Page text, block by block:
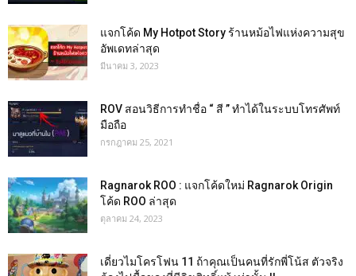
แจกโค้ด My Hotpot Story ร้านหม้อไฟแห่งความสุข
อัพเดทล่าสุด
มีนาคม 3, 2023
ROV สอนวิธีการทำชื่อ “ สี ” ทำได้ในระบบโทรศัพท์
มือถือ
กรกฎาคม 25, 2021
Ragnarok ROO : แจกโค้ดใหม่ Ragnarok Origin
โค้ด ROO ล่าสุด
ตุลาคม 24, 2023
เดี่ยวไมโครโฟน 11 ถ้าคุณเป็นคนที่รักพี่โน้ส ตัวจริง